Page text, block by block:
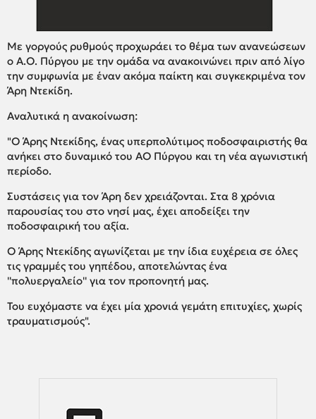
Με γοργούς ρυθμούς προχωράει το θέμα των ανανεώσεων
ο Α.Ο. Πύργου με την ομάδα να ανακοινώνει πριν από λίγο
την συμφωνία με έναν ακόμα παίκτη και συγκεκριμένα τον
Άρη Ντεκίδη.
Αναλυτικά η ανακοίνωση:
"Ο Άρης Ντεκίδης, ένας υπερπολύτιμος ποδοσφαιριστής θα
ανήκει στο δυναμικό του ΑΟ Πύργου και τη νέα αγωνιστική
περίοδο.
Συστάσεις για τον Άρη δεν χρειάζονται. Στα 8 χρόνια
παρουσίας του στο νησί μας, έχει αποδείξει την
ποδοσφαιρική του αξία.
Ο Άρης Ντεκίδης αγωνίζεται με την ίδια ευχέρεια σε όλες
τις γραμμές του γηπέδου, αποτελώντας ένα
''πολυεργαλείο'' για τον προπονητή μας.
Του ευχόμαστε να έχει μία χρονιά γεμάτη επιτυχίες, χωρίς
τραυματισμούς".